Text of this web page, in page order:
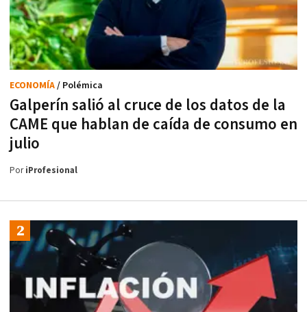
Galperín salió al cruce de los datos de la
CAME que hablan de caída de consumo en
julio
ECONOMÍA/ Polémica
PoriProfesional